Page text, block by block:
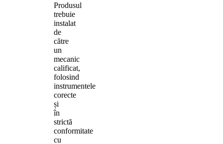
Produsul
trebuie
instalat
de
către
un
mecanic
calificat,
folosind
instrumentele
corecte
și
în
strictă
conformitate
cu